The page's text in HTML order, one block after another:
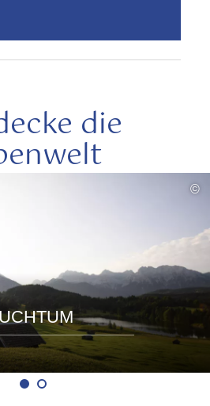
die
©